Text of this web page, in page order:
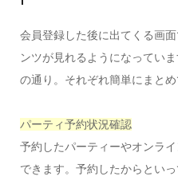
会員登録した後に出てくる画
ンツが見れるようになってい
の通り。それぞれ簡単にまとめ
パーティ予約状況確認
予約したパーティーやオンラ
できます。予約したからとい